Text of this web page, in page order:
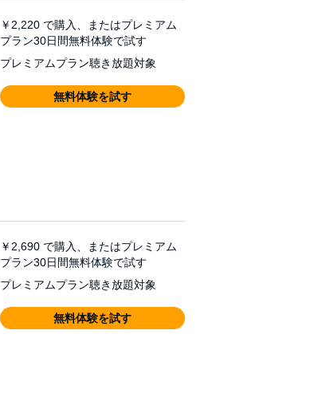
￥2,220 で購入、またはプレミアム
プラン30日間無料体験で試す
プレミアムプラン聴き放題対象
無料体験を試す
￥2,690 で購入、またはプレミアム
プラン30日間無料体験で試す
プレミアムプラン聴き放題対象
無料体験を試す